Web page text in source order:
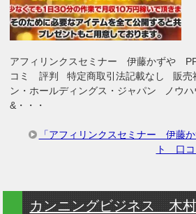
アフィリンクスセミナー 伊藤かずや
コミ 評判 特定商取引法記載なし 販売
ン・ホールディングス・ジャパン ノウ
&・・・
「アフィリンクスセミナー 伊藤
ト 口
カンニングビジネス 木